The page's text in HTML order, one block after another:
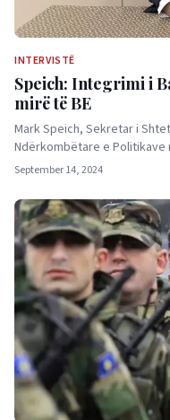
INTERVISTË
Speich: Integrimi i
mirë të BE
Mark Speich, Sekretar i
Ndërkombëtare e
September 14, 2024